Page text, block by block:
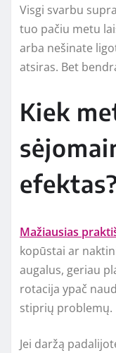
Visgi svarbu
tuo pačiu metu
arba nešinate
atsiras. Bet
Kiek
Mažiausias
kopūstai ar
augalus, geriau
rotacija ypač
stiprių problemų.
Jei daržą